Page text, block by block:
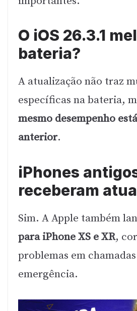
O iOS 26.3.1
bateria?
A atualização não traz
específicas na bateria,
mesmo desempenho
anterior.
iPhones
receberam
Sim. A Apple também
para iPhone XS e XR,
problemas em
emergência.